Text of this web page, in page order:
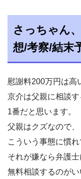
さっちゃん
想/考察/結末
慰謝料200万円は高
京介は父親に相談
1番だと思います。
父親はクズなので、
こういう事態に慣
それが嫌なら弁護士
無料相談するのがい